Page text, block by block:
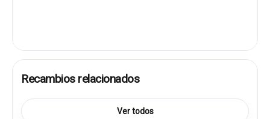
Recambios relacionados
Ver todos